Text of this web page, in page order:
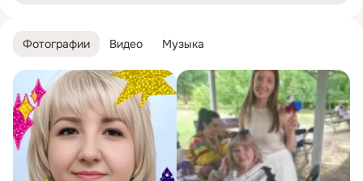
Фотографии Видео Музыка